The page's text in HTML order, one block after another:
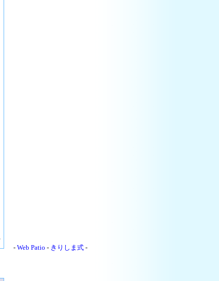
- Web Patio - きりしま式 -